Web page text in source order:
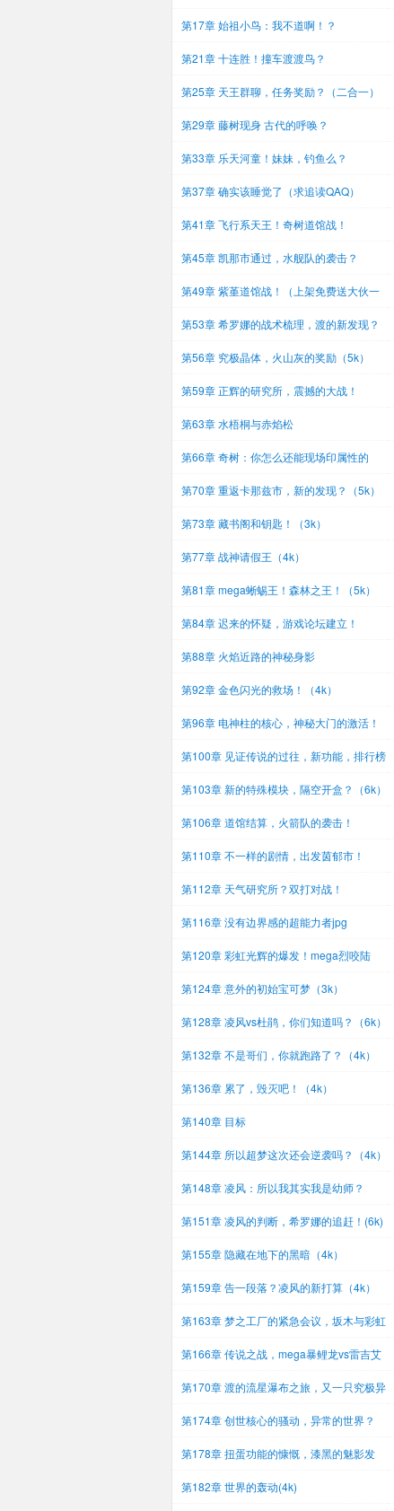
读Q
第17章 始祖小鸟：我不道啊！？
第21章 十连胜！撞车渡渡鸟？
第25章 天王群聊，任务奖励？（二合一）
第29章 藤树现身 古代的呼唤？
第33章 乐天河童！妹妹，钓鱼么？
第37章 确实该睡觉了（求追读QAQ）
第41章 飞行系天王！奇树道馆战！
第45章 凯那市通过，水舰队的袭击？
（4k）
第49章 紫堇道馆战！（上架免费送大伙一
章）
第53章 希罗娜的战术梳理，渡的新发现？
（5
第56章 究极晶体，火山灰的奖励（5k）
第59章 正辉的研究所，震撼的大战！
（5k）
第63章 水梧桐与赤焰松
第66章 奇树：你怎么还能现场印属性的
啊？（
第70章 重返卡那兹市，新的发现？（5k）
第73章 藏书阁和钥匙！（3k）
第77章 战神请假王（4k）
第81章 mega蜥蜴王！森林之王！（5k）
第84章 迟来的怀疑，游戏论坛建立！
（5k）
第88章 火焰近路的神秘身影
第92章 金色闪光的救场！（4k）
第96章 电神柱的核心，神秘大门的激活！
（4
第100章 见证传说的过往，新功能，排行榜
第103章 新的特殊模块，隔空开盒？（6k）
第106章 道馆结算，火箭队的袭击！
第110章 不一样的剧情，出发茵郁市！
第112章 天气研究所？双打对战！
第116章 没有边界感的超能力者jpg
第120章 彩虹光辉的爆发！mega烈咬陆
鲨！（
第124章 意外的初始宝可梦（3k）
第128章 凌风vs杜鹃，你们知道吗？（6k）
第132章 不是哥们，你就跑路了？（4k）
第136章 累了，毁灭吧！（4k）
第140章 目标
第144章 所以超梦这次还会逆袭吗？（4k）
第148章 凌风：所以我其实我是幼师？
第151章 凌风的判断，希罗娜的追赶！(6k)
第155章 隐藏在地下的黑暗（4k）
第159章 告一段落？凌风的新打算（4k）
第163章 梦之工厂的紧急会议，坂木与彩虹
第166章 传说之战，mega暴鲤龙vs雷吉艾
斯！
第170章 渡的流星瀑布之旅，又一只究极异
第174章 创世核心的骚动，异常的世界？
第178章 扭蛋功能的慷慨，漆黑的魅影发
布！（4k）
第182章 世界的轰动(4k)